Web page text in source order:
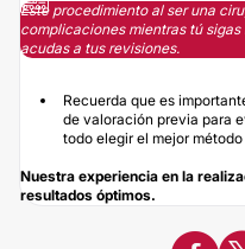
Este procedimiento al ser una
complicaciones mientras tú
acudas a tus revisiones.
Recuerda que es
de valoración previa para
todo elegir el mejor método
Nuestra experiencia en la
resultados óptimos.